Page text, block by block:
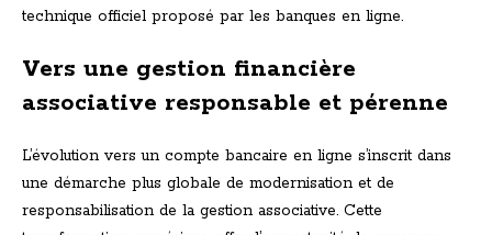
technique officiel proposé par les banques en ligne.
Vers une gestion financière
associative responsable et pérenne
L’évolution vers un compte bancaire en ligne s’inscrit dans
une démarche plus globale de modernisation et de
responsabilisation de la gestion associative. Cette